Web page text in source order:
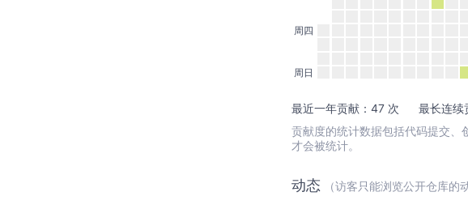
周四
周日
最近一年贡献：47 次 最长连续
贡献度的统计数据包括代码提交
才会被统计。
动态 （访客只能浏览公开仓库的